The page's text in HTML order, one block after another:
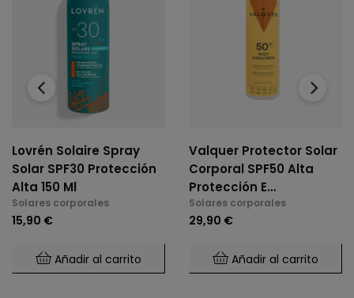
Lovrén Solaire Spray
Solar SPF30 Protección
Alta 150 Ml
Solares corporales
15,90 €
Añadir al carrito
Valquer Protector Solar
Corporal SPF50 Alta
Protección E
Hidratación 300 Ml
Solares corporales
29,90 €
Añadir al carrito
‹ ›